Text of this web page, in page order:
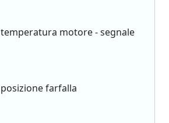
motore - segnale
farfalla